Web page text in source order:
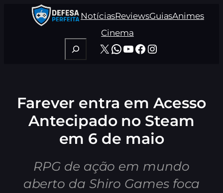
NotíciasReviewsGuiasAnimes
Cinema
Pesquisar
X WhatsApp
Youtube
Facebook
Instagram
Farever entra em Acesso
Antecipado no Steam
em 6 de maio
RPG de ação em mundo
aberto da Shiro Games foca